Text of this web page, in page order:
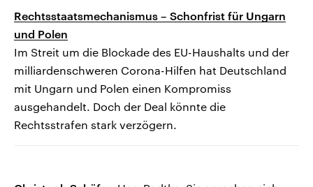
Rechtsstaatsmechanismus – Schonfrist für Ungarn
und Polen
Im Streit um die Blockade des EU-Haushalts und der
milliardenschweren Corona-Hilfen hat Deutschland
mit Ungarn und Polen einen Kompromiss
ausgehandelt. Doch der Deal könnte die
Rechtsstrafen stark verzögern.